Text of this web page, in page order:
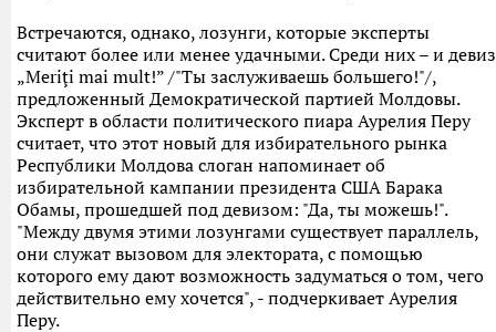
Встречаются, однако, лозунги, которые эксперты
считают более или менее удачными. Среди них – и девиз
„Meriţi mai mult!” /"Ты заслуживаешь большего!"/,
предложенный Демократической партией Молдовы.
Эксперт в области политического пиара Аурелия Перу
считает, что этот новый для избирательного рынка
Республики Молдова слоган напоминает об
избирательной кампании президента США Барака
Обамы, прошедшей под девизом: "Да, ты можешь!".
"Между двумя этими лозунгами существует параллель,
они служат вызовом для электората, с помощью
которого ему дают возможность задуматься о том, чего
действительно ему хочется", - подчеркивает Аурелия
Перу.